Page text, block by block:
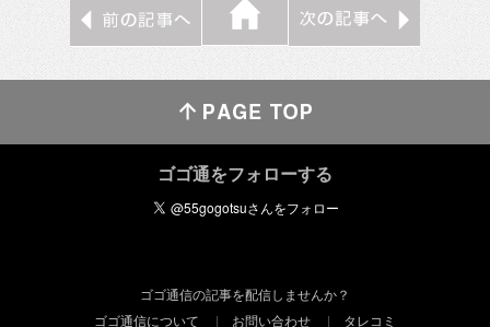
ゴゴ通をフォローする
ゴゴ通信の記事を配信しませんか？
ゴゴ通信について
お問い合わせ タレコミ